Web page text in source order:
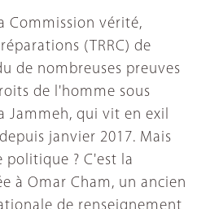
(TRRC) de
de nombreuses preuves
de l'homme sous
Jammeh, qui vit en exil
janvier 2017. Mais
? C'est la
à Omar Cham, un ancien